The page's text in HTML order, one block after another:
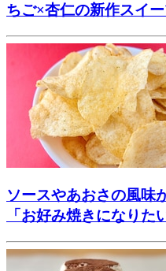
ちご×杏仁の新作スイ
ソースやあおさの風味
「お好み焼きになりた